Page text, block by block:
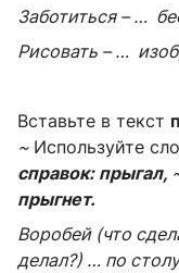
Заботиться – …
Рисовать – …
Вставьте в текст
~ Используйте
справок: прыгал,
прыгнет.
Воробей (что
делал?) … по